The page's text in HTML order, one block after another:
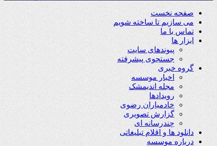
صفحه نخست
می سازیم تا ساخته شویم
تماس با ما
ابزار ها
پیوندهای سایت
جستجوی پیشرفته
گروه خبری
اخبار موسسه
مجله اندیمشک
رویدادها
خادمیاران رضوی
گزارش تصویری
چندرسانه ای
دانلود ها و اقلام تبلیغاتی
درباره موسسه